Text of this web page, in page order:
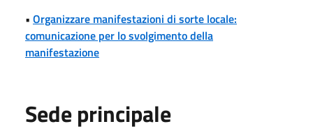
• Organizzare manifestazioni di sorte locale:
comunicazione per lo svolgimento della
manifestazione
Sede principale